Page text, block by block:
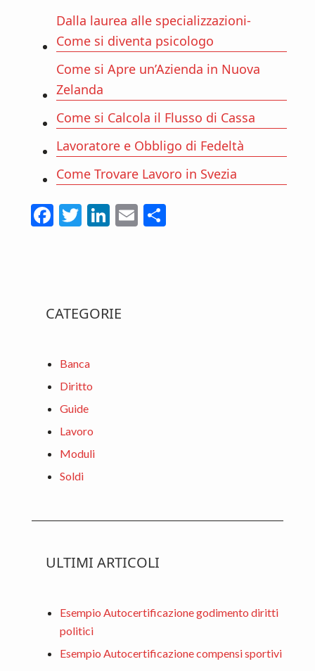
Dalla laurea alle specializzazioni-
Come si diventa psicologo
Come si Apre un’Azienda in Nuova
Zelanda
Come si Calcola il Flusso di Cassa
Lavoratore e Obbligo di Fedeltà
Come Trovare Lavoro in Svezia
F
o
o
T
Li
n
E
Primary
CATEGORIE
Banca
Diritto
Guide
Lavoro
Moduli
Soldi
ULTIMI ARTICOLI
Esempio Autocertificazione godimento diritti
politici
Esempio Autocertificazione compensi sportivi